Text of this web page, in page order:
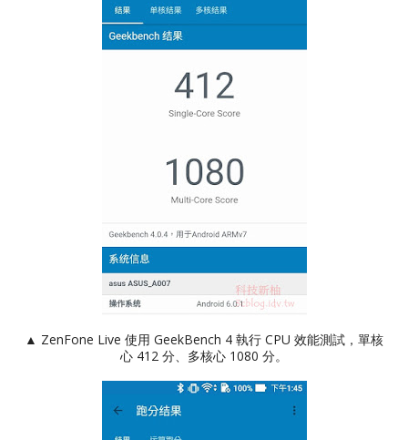
▲ ZenFone Live 使用 GeekBench 4 執行 CPU 效能測試，單核
心 412 分、多核心 1080 分。